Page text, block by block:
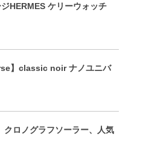
ジHERMES ケリーウォッチ
】classic noir ナノユニバ
クロノグラフソーラー、人気